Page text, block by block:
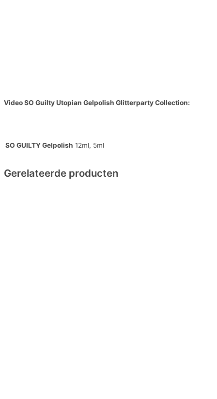
VideoSO Guilty Utopian Gelpolish Glitterparty Collection:
SO GUILTY Gelpolish 12ml, 5ml
Gerelateerde producten